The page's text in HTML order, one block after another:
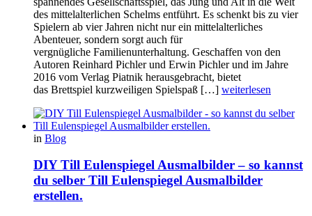
des mittelalterlichen Schelms entführt. Es schenkt bis zu vier
Spielern ab vier Jahren nicht nur ein mittelalterliches
Abenteuer, sondern sorgt auch für
vergnügliche Familienunterhaltung. Geschaffen von den
Autoren Reinhard Pichler und Erwin Pichler und im Jahre
2016 vom Verlag Piatnik herausgebracht, bietet
das Brettspiel kurzweiligen Spielspaß […] weiterlesen
in Blog
DIY Till Eulenspiegel Ausmalbilder – so kannst
du selber Till Eulenspiegel Ausmalbilder
erstellen.